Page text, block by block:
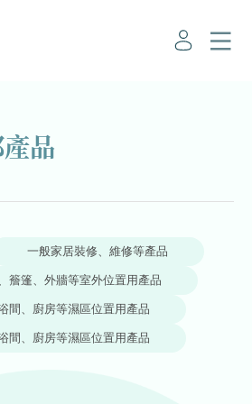
產品
一般家居裝修、維修等產品
簷篷、外牆等室外位置用產品
間、廚房等濕區位置用產品
間、廚房等濕區位置用產品